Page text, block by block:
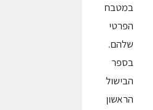
במטבח
הפרטי
שלהם.
בספר
הבישול
הראשון